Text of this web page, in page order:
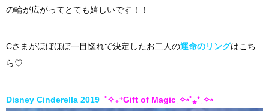
の輪が広がってとても嬉しいです！！
Cさまがほぼほぼ一目惚れで決定したお二人の運命のリングはこち
ら♡
Disney Cinderella 2019 ˚✧₊⁺Gift of Magic˳✧༚˚⁎⁺˳✧༚